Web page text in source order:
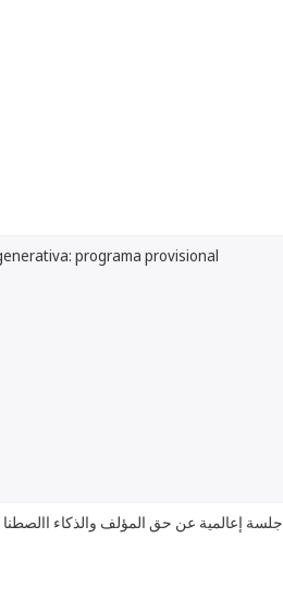
programa provisional
جلسة إعالمية عن حق المؤلف والذكاء االصطنا